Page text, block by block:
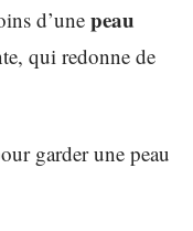
d’une peau
qui redonne de
garder une peau